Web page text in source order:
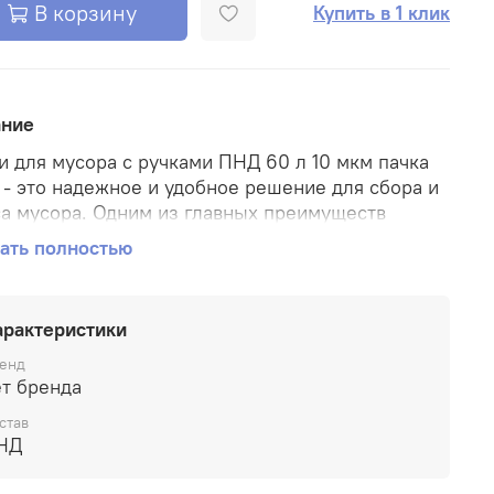
В корзину Купить в 1 клик
для мусора с ручками ПНД 60 л 10 мкм пачка
это надежное и удобное решение для сбора и
мусора. Одним из главных преимуществ
мешков является наличие удобных ручек,
значительно облегчают процесс выноса
изготовлены из полиэтилена низкого
толщина материала 10 мкм. ПНД отличается
прочностью и устойчивостью к проколам и
даже при сборе тяжелых предметов.
полностью
бренда